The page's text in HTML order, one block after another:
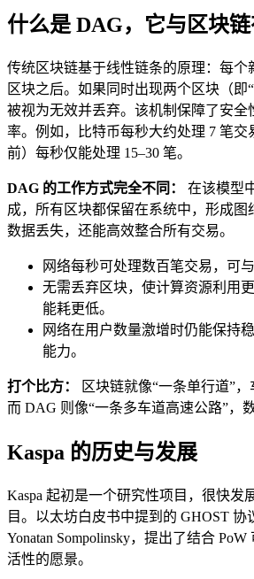
什么是 DAG，它与区块链
传统区块链基于线性链条的原理：每个
区块之后。如果同时出现两个区块（即
被视为无效并丢弃。该机制保障了安全
率。例如，比特币每秒大约处理 7 笔交
前）每秒仅能处理 15–30 笔。
DAG 的工作方式完全不同：
在该模型
成，所有区块都保留在系统中，形成图
数据丢失，还能高效整合所有交易。
网络每秒可处理数百笔交易，可
无需丢弃区块，使计算资源利用
能耗更低。
网络在用户数量激增时仍能保持
能力。
打个比方：
区块链就像“一条单行道”，
而 DAG 则像“一条多车道高速公路”，
Kaspa 的历史与发展
Kaspa 起初是一个研究性项目，很快发
目。以太坊白皮书中提到的 GHOST 协
Yonatan Sompolinsky，提出了结合
活性的愿景。